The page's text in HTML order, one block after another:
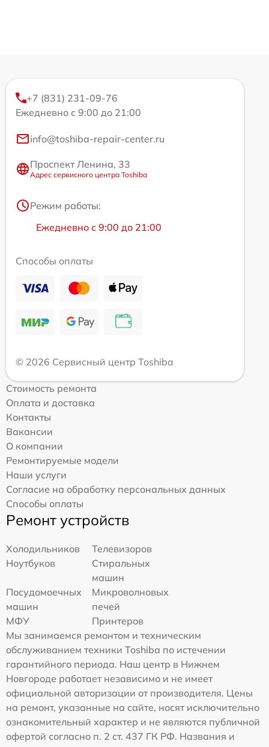
+7 (831) 231-09-76
Ежедневно с 9:00 до 21:00
info@toshiba-repair-center.ru
Проспект Ленина, 33
Адрес сервисного центра Toshiba
Режим работы:
Ежедневно с 9:00 до 21:00
Способы оплаты
© 2026 Сервисный центр Toshiba
Стоимость ремонта
Оплата и доставка
Контакты
Вакансии
О компании
Ремонтируемые модели
Наши услуги
Согласие на обработку персональных данных
Способы оплаты
Ремонт устройств
Холодильников
Телевизоров
Ноутбуков
Стиральных
машин
Посудомоечных
машин
Микроволновых
печей
МФУ
Принтеров
Мы занимаемся ремонтом и техническим
обслуживанием техники Toshiba по истечении
гарантийного периода. Наш центр в Нижнем
Новгороде работает независимо и не имеет
официальной авторизации от производителя. Цены
на ремонт, указанные на сайте, носят исключительно
ознакомительный характер и не являются публичной
офертой согласно п. 2 ст. 437 ГК РФ. Названия и